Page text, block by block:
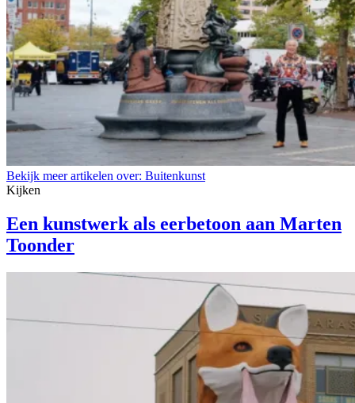
Bekijk meer artikelen over: Buitenkunst
Kijken
Een kunstwerk als eerbetoon aan Marten
Toonder